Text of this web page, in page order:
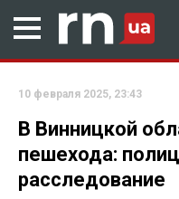
10 февраля 2025, 23:43
В Винницкой
пешехода:
расследование